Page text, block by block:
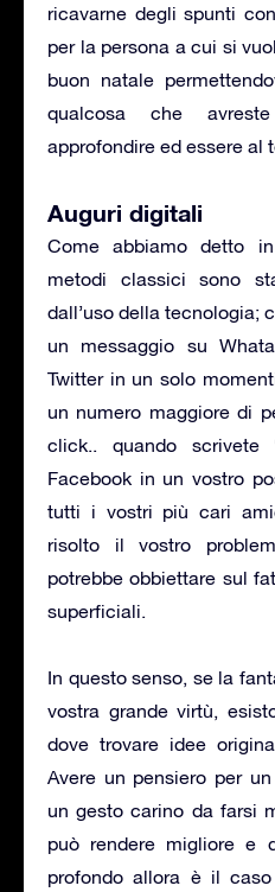
ricavarne degli spunti
per la persona a cui si
buon natale
qualcosa che
approfondire ed essere al
Auguri digitali
Come abbiamo detto
metodi classici sono
dall’uso della tecnologia;
un messaggio su
Twitter in un solo
un numero maggiore di
click.. quando scrivete
Facebook in un vostro
tutti i vostri più cari
risolto il vostro
potrebbe obbiettare sul
superficiali.
In questo senso, se la
vostra grande virtù,
dove trovare idee
Avere un pensiero per
un gesto carino da farsi
può rendere migliore e
profondo allora è il